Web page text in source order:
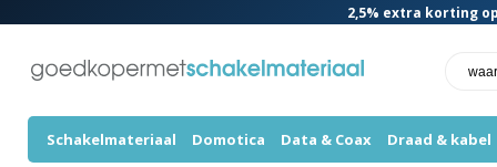
2,5% extra korting
Schakelmateriaal Domotica Data & Coax Draad & kabel